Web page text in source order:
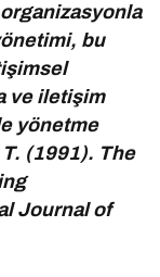
bu
ve iletişim
yönetme
(1991). The
Journal of